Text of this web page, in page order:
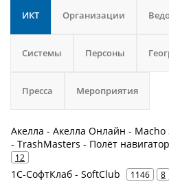
ИКТ Организации
Системы Персоны
Пресса Мероприятия
Акелла - Акелла Онлайн -
- TrashMasters - Полёт
12
1С-СофтКлаб - SoftClub 1146 8